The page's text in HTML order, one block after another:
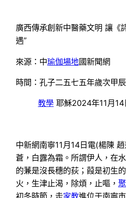
廣西傳承創新中醫藥文明 讓《
遇”
來源：中瑜伽場地國新聞網
時間：孔子二五七五年歲次甲
教學 耶穌2024年11月14
中新網南寧11月14日電(楊陳
蒼，白露為霜。所謂伊人，在
的蒹是沒長穗的荻；葭是初生
火，生津止渴，除煩，止嘔，
初冬時節，走家教進位于南寧